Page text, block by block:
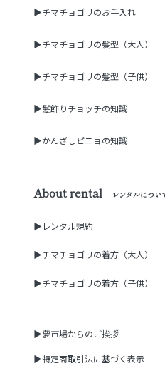
▶チマチョゴリのお手入れ
▶チマチョゴリの髪型（大人）
▶チマチョゴリの髪型（子供）
▶髪飾りチョッチの知識
▶かんざしピニョの知識
About rental レンタルについ
▶レンタル規約
▶チマチョゴリの着方（大人）
▶チマチョゴリの着方（子供）
▶夢市場からのご挨拶
▶特定商取引法に基づく表示